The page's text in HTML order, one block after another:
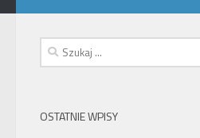
Szukaj:
OSTATNIE WPISY